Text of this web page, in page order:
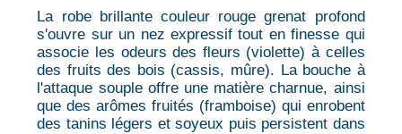
La robe brillante couleur rouge grenat profond
s'ouvre sur un nez expressif tout en finesse qui
associe les odeurs des fleurs (violette) à celles
des fruits des bois (cassis, mûre). La bouche à
l'attaque souple offre une matière charnue, ainsi
que des arômes fruités (framboise) qui enrobent
des tanins légers et soyeux puis persistent dans